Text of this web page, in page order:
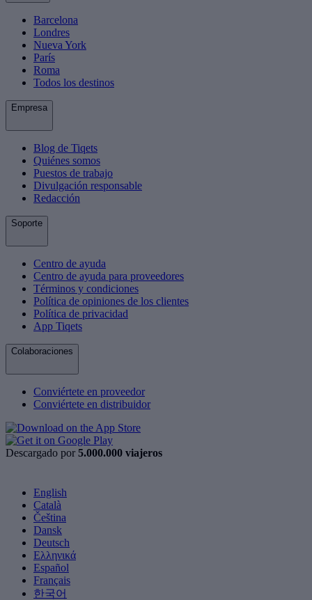
Barcelona
Londres
Nueva York
París
Roma
Todos los destinos
Empresa
Blog de Tiqets
Quiénes somos
Puestos de trabajo
Divulgación responsable
Redacción
Soporte
Centro de ayuda
Centro de ayuda para proveedores
Términos y condiciones
Política de opiniones de los clientes
Política de privacidad
App Tiqets
Colaboraciones
Conviértete en proveedor
Conviértete en distribuidor
Descargado por 5.000.000 viajeros
English
Català
Čeština
Dansk
Deutsch
Ελληνικά
Español
Français
한국어